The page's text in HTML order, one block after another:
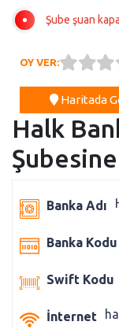
Şube şuan
OY VER:
Haritada
Halk
Banka Adı
Banka Kodu
Swift Kodu
İnternet